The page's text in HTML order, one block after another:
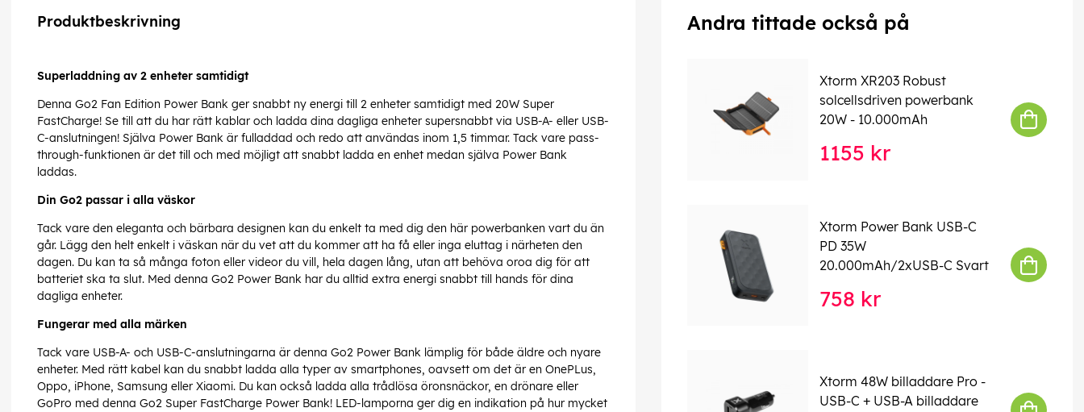
Produktbeskrivning
Superladdning av 2 enheter samtidigt
Denna Go2 Fan Edition Power Bank ger snabbt ny energi till 2 enheter samtidigt med 20W Super
FastCharge! Se till att du har rätt kablar och ladda dina dagliga enheter supersnabbt via USB-A- eller USB-
C-anslutningen! Själva Power Bank är fulladdad och redo att användas inom 1,5 timmar. Tack vare pass-
through-funktionen är det till och med möjligt att snabbt ladda en enhet medan själva Power Bank
laddas.
Din Go2 passar i alla väskor
Tack vare den eleganta och bärbara designen kan du enkelt ta med dig den här powerbanken vart du än
går. Lägg den helt enkelt i väskan när du vet att du kommer att ha få eller inga eluttag i närheten den
dagen. Du kan ta så många foton eller videor du vill, hela dagen lång, utan att behöva oroa dig för att
batteriet ska ta slut. Med denna Go2 Power Bank har du alltid extra energi snabbt till hands för dina
dagliga enheter.
Fungerar med alla märken
Tack vare USB-A- och USB-C-anslutningarna är denna Go2 Power Bank lämplig för både äldre och nyare
enheter. Med rätt kabel kan du snabbt ladda alla typer av smartphones, oavsett om det är en OnePLus,
Oppo, iPhone, Samsung eller Xiaomi. Du kan också ladda alla trådlösa öronsnäckor, en drönare eller
GoPro med denna Go2 Super FastCharge Power Bank! LED-lamporna ger dig en indikation på hur mycket
Andra tittade också på
Xtorm XR203 Robust
solcellsdriven powerbank
20W - 10.000mAh
1155 kr
Xtorm Power Bank USB-C
PD 35W
20.000mAh/2xUSB-C Svart
758 kr
Xtorm 48W billaddare Pro -
USB-C + USB-A billaddare